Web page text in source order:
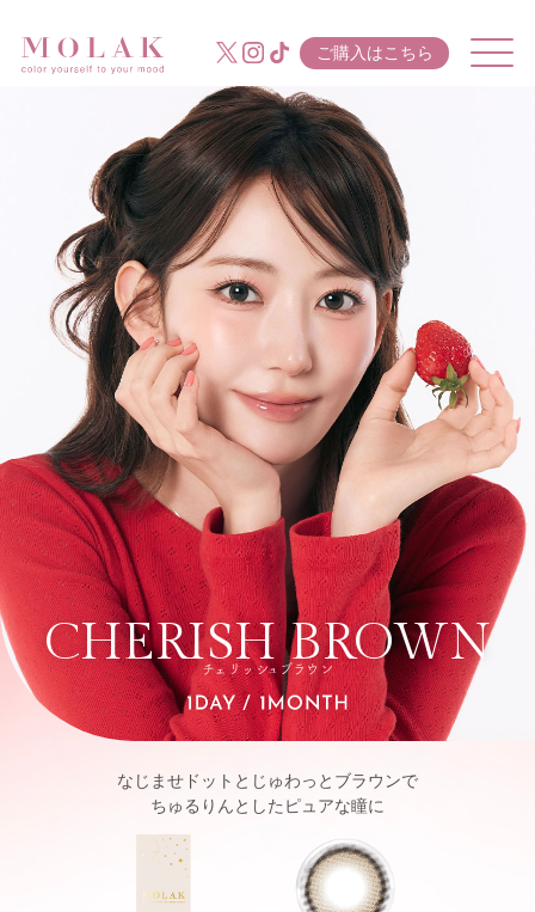
ご購入はこちら
CHERISH BROWN
チェリッシュブラウン
なじませドットとじゅわっとブラウンで
ちゅるりんとしたピュアな瞳に